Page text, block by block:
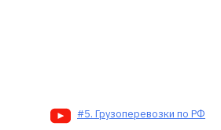
#5. Грузоперевозки по РФ